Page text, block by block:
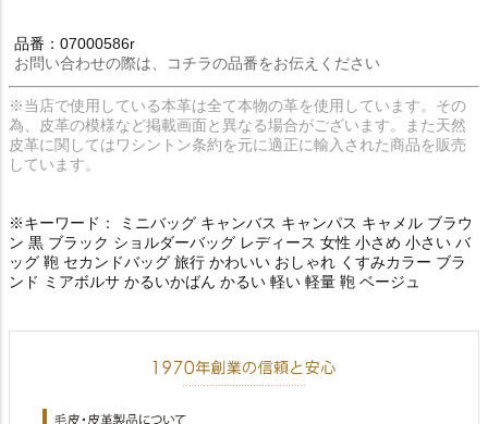
品番：07000586r
お問い合わせの際は、コチラの品番をお伝えください
※当店で使用している本革は全て本物の革を使用しています。その
為、皮革の模様など掲載画面と異なる場合がございます。また天然
皮革に関してはワシントン条約を元に適正に輸入された商品を販売
しています。
※キーワード： ミニバッグ キャンバス キャンパス キャメル ブラウ
ン 黒 ブラック ショルダーバッグ レディース 女性 小さめ 小さい バ
ッグ 鞄 セカンドバッグ 旅行 かわいい おしゃれ くすみカラー ブラ
ンド ミアボルサ かるいかばん かるい 軽い 軽量 鞄 ベージュ